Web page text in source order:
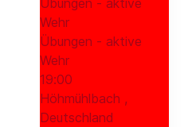
Übungen - aktive
Wehr
Übungen - aktive
Wehr
19:00
Höhmühlbach ,
Deutschland